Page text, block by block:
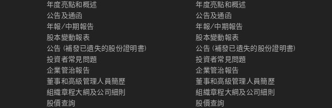
年度亮點和概述
公告及通函
年報/中期報告
股本變動報表
公告 (補發已遺失的股份證明書)
投資者常見問題
企業管治報告
董事和高級管理人員簡歷
組織章程大綱及公司細則
股價查詢
年度亮點和概述
公告及通函
年報/中期報告
股本變動報表
公告 (補發已遺失的股份證明書)
投資者常見問題
企業管治報告
董事和高級管理人員簡歷
組織章程大綱及公司細則
股價查詢